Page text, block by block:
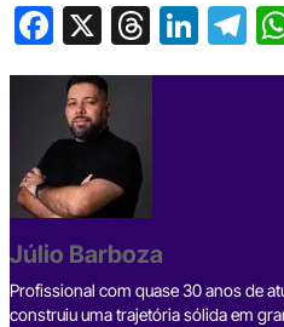
F
a
c
e
b
o
o
k
X T
hr
s
Li
n
T
el
Júlio Barboza
Profissional com quase 30 anos de
construiu uma trajetória sólida em